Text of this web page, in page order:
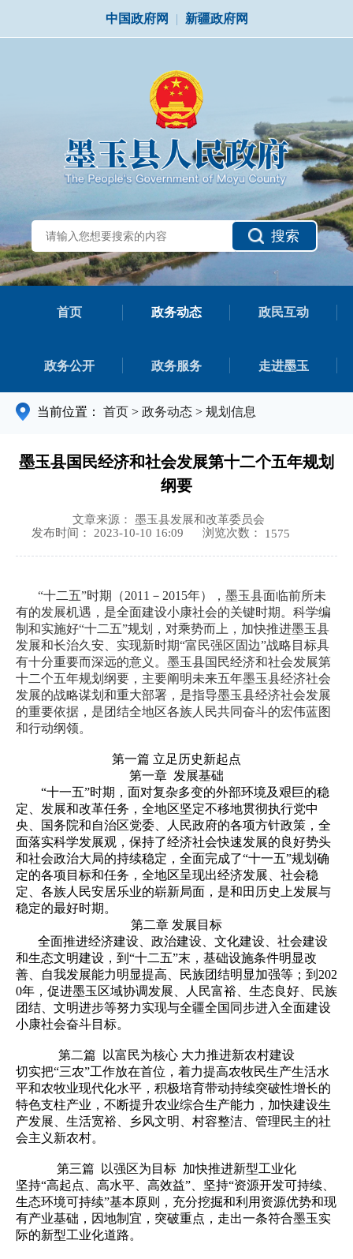
中国政府网 | 新疆政府网
搜索
首页 政务动态 政民互动
政务公开 政务服务 走进墨玉
当前位置： 首页 > 政务动态 > 规划信息
墨玉县国民经济和社会发展第十二个五年规划
纲要
文章来源： 墨玉县发展和改革委员会
发布时间： 2023-10-10 16:09
浏览次数： 1575
“十二五”时期（2011－2015年），墨玉县面临前所未
有的发展机遇，是全面建设小康社会的关键时期。科学编
制和实施好“十二五”规划，对乘势而上，加快推进墨玉县
发展和长治久安、实现新时期“富民强区固边”战略目标具
有十分重要而深远的意义。墨玉县国民经济和社会发展第
十二个五年规划纲要，主要阐明未来五年墨玉县经济社会
发展的战略谋划和重大部署，是指导墨玉县经济社会发展
的重要依据，是团结全地区各族人民共同奋斗的宏伟蓝图
和行动纲领。
第一篇 立足历史新起点
第一章 发展基础
“十一五”时期，面对复杂多变的外部环境及艰巨的稳
定、发展和改革任务，全地区坚定不移地贯彻执行党中
央、国务院和自治区党委、人民政府的各项方针政策，全
面落实科学发展观，保持了经济社会快速发展的良好势头
和社会政治大局的持续稳定，全面完成了“十一五”规划确
定的各项目标和任务，全地区呈现出经济发展、社会稳
定、各族人民安居乐业的崭新局面，是和田历史上发展与
稳定的最好时期。
第二章 发展目标
全面推进经济建设、政治建设、文化建设、社会建设
和生态文明建设，到“十二五”末，基础设施条件明显改
善、自我发展能力明显提高、民族团结明显加强等；到202
0年，促进墨玉区域协调发展、人民富裕、生态良好、民族
团结、文明进步等努力实现与全疆全国同步进入全面建设
小康社会奋斗目标。
第二篇 以富民为核心 大力推进新农村建设
切实把“三农”工作放在首位，着力提高农牧民生产生活水
平和农牧业现代化水平，积极培育带动持续突破性增长的
特色支柱产业，不断提升农业综合生产能力，加快建设生
产发展、生活宽裕、乡风文明、村容整洁、管理民主的社
会主义新农村。
第三篇 以强区为目标 加快推进新型工业化
坚持“高起点、高水平、高效益”、坚持“资源开发可持续、
生态环境可持续”基本原则，充分挖掘和利用资源优势和现
有产业基础，因地制宜，突破重点，走出一条符合墨玉实
际的新型工业化道路。